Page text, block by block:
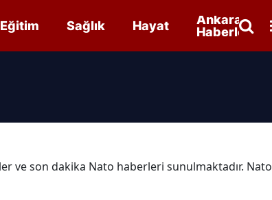
Eğitim Sağlık Hayat
Ankara
Haberleri
ve son dakika Nato haberleri sunulmaktadır. Nato